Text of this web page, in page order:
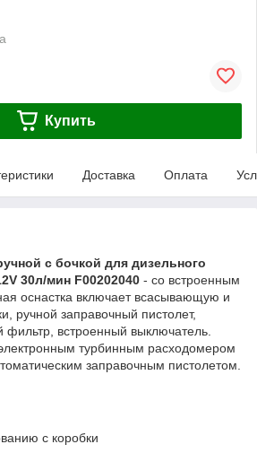
Купить
Доставка Оплата
с бочкой для дизельного
30л/мин F00202040 - со встроенным
оснастка включает всасывающую и
ручной заправочный пистолет,
встроенный выключатель.
турбинным расходомером
заправочным пистолетом.
с коробки